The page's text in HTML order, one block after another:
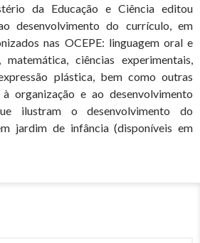
da Educação e Ciência editou
desenvolvimento do currículo, em
nas OCEPE: linguagem oral e
ciências experimentais,
plástica, bem como outras
organização e ao desenvolvimento
ilustram o desenvolvimento do
jardim de infância (disponíveis em